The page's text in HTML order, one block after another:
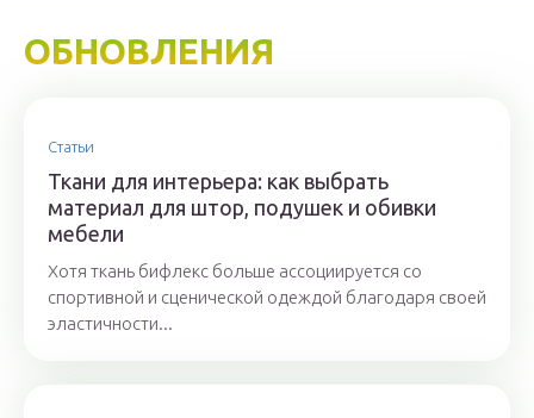
ОБНОВЛЕНИЯ
Статьи
Ткани для интерьера: как выбрать
материал для штор, подушек и обивки
мебели
Хотя ткань бифлекс больше ассоциируется со
спортивной и сценической одеждой благодаря своей
эластичности...